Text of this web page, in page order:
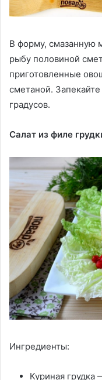
В форму, смазанную
рыбу половиной
приготовленные
сметаной.
градусов.
Салат из филе
Ингредиенты:
Куриная грудка